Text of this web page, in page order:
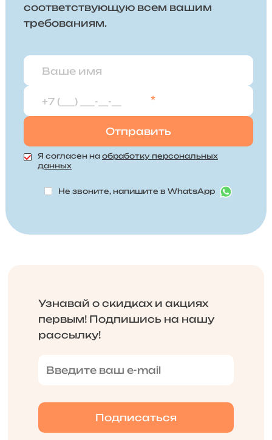
соответствующую всем вашим
требованиям.
*
Я согласен на обработку персональных
данных
Не звоните, напишите в WhatsApp
Узнавай о скидках и акциях
первым! Подпишись на нашу
рассылку!